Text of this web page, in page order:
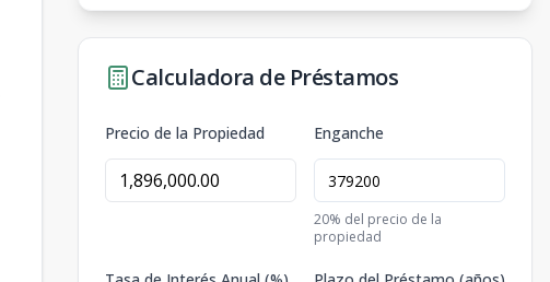
Calculadora de Préstamos
Precio de la Propiedad Enganche
20% del precio de la
propiedad